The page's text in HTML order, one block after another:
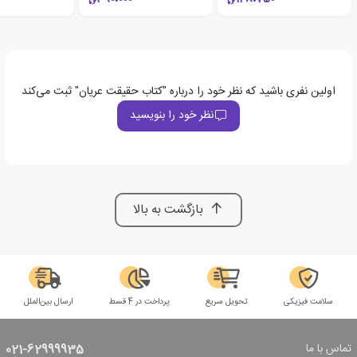
اولین نفری باشید که نظر خود را درباره "کتاب حقیقت عریان" ثبت می‌کند
نظر خود را بنویسید
بازگشت به بالا
سلامت فیزیکی تحویل سریع پرداخت در 4 قسط ارسال بین‌الملل
تماس با ما 021-62999935